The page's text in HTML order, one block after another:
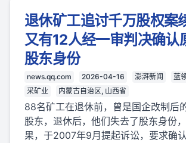
退休矿工追讨千万股权案
又有12人经一审判决确认
股东身份
news.qq.com 2026-04-16 澎湃新闻
蓝
采矿业
内蒙古自治区, 山西省
88名矿工在退休前，曾是国企改制后
股东，退休后，他们失去了股东身份
果，于2007年9月提起诉讼，要求确